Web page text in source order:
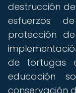
destrucción
esfuerzos
protección
de tortugas
educación
conservación